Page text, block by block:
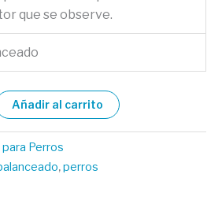
que se observe.
Añadir al carrito
Perros
,perros